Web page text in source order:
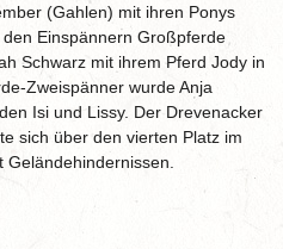
(Gahlen) mit ihren Ponys
Einspännern Großpferde
Schwarz mit ihrem Pferd Jody in
Zweispänner wurde Anja
Isi und Lissy. Der Drevenacker
sich über den vierten Platz im